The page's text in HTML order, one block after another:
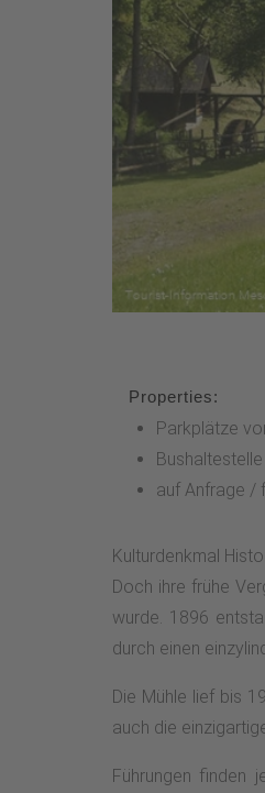
Properties:
Parkplätze
auf Anfrage /
Kulturdenkmal
Doch ihre frühe
wurde. 1896
durch einen
Die Mühle lief bis
auch die
Führungen finden